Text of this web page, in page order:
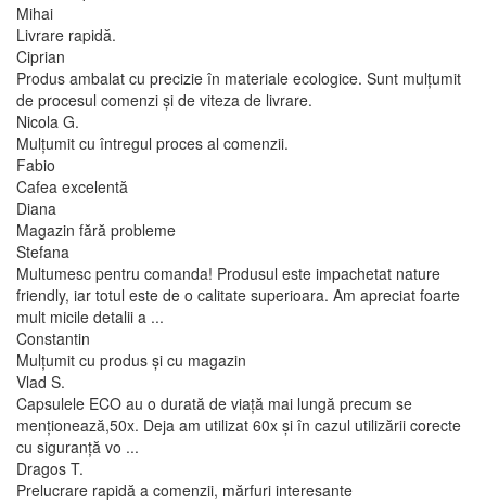
Mihai
Livrare rapidă.
Ciprian
Produs ambalat cu precizie în materiale ecologice. Sunt mulțumit
de procesul comenzi și de viteza de livrare.
Nicola G.
Mulțumit cu întregul proces al comenzii.
Fabio
Cafea excelentă
Diana
Magazin fără probleme
Stefana
Multumesc pentru comanda! Produsul este impachetat nature
friendly, iar totul este de o calitate superioara. Am apreciat foarte
mult micile detalii a ...
Constantin
Mulțumit cu produs și cu magazin
Vlad S.
Capsulele ECO au o durată de viață mai lungă precum se
menționează,50x. Deja am utilizat 60x și în cazul utilizării corecte
cu siguranță vo ...
Dragos T.
Prelucrare rapidă a comenzii, mărfuri interesante